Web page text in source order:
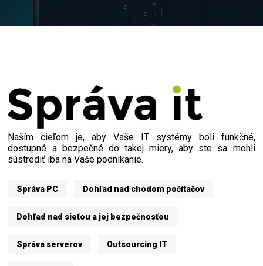
Naším cieľom je, aby Vaše IT systémy boli funkčné,
dostupné a bezpečné do takej miery, aby ste sa mohli
sústrediť iba na Vaše podnikanie.
Správa PC Dohľad nad chodom počítačov
Dohľad nad sieťou a jej bezpečnosťou
Správa serverov Outsourcing IT